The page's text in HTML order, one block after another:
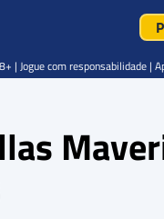
| Jogue com responsabilidade |